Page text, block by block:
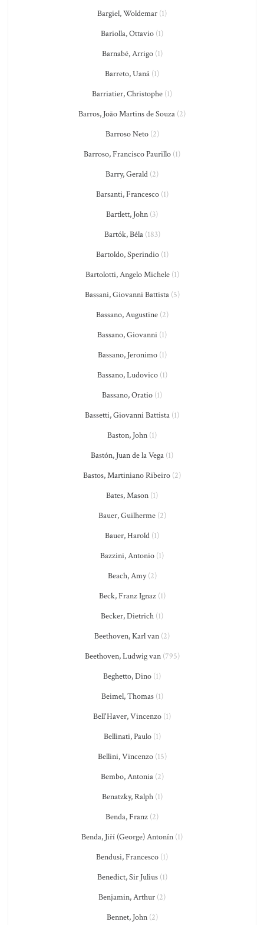
Bargiel, Woldemar (1)
Bariolla, Ottavio (1)
Barnabé, Arrigo(1)
Barreto, Uaná (1)
Barriatier, Christophe (1)
Barros, João Martins de Souza (2)
Barroso Neto(2)
Barroso, Francisco Paurillo (1)
Barry, Gerald (2)
Barsanti, Francesco(1)
Bartlett, John (3)
Bartók, Béla(183)
Bartoldo, Sperindio(1)
Bartolotti, Angelo Michele(1)
Bassani, Giovanni Battista(5)
Bassano, Augustine(2)
Bassano, Giovanni (1)
Bassano, Jeronimo(1)
Bassano, Ludovico(1)
Bassano, Oratio (1)
Bassetti, Giovanni Battista (1)
Baston, John (1)
Bastón, Juan de la Vega (1)
Bastos, Martiniano Ribeiro (2)
Bates, Mason (1)
Bauer, Guilherme(2)
Bauer, Harold (1)
Bazzini, Antonio (1)
Beach, Amy(2)
Beck, Franz Ignaz(1)
Becker, Dietrich (1)
Beethoven, Karl van (2)
Beethoven, Ludwig van(795)
Beghetto, Dino (1)
Beimel, Thomas(1)
Bell'Haver, Vincenzo (1)
Bellinati, Paulo(1)
Bellini, Vincenzo(15)
Bembo, Antonia(2)
Benatzky, Ralph(1)
Benda, Franz (2)
Benda, Jiří (George) Antonín (1)
Bendusi, Francesco (1)
Benedict, Sir Julius(1)
Benjamin, Arthur (2)
Bennet, John(2)